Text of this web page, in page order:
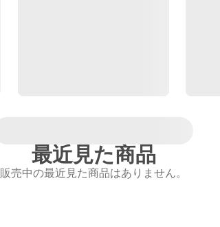
最近見た商品
販売中の最近見た商品はありません。